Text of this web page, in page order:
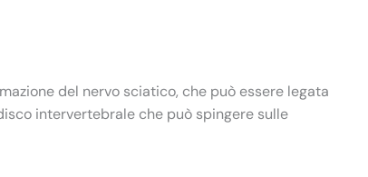
del nervo sciatico, che può essere legata
intervertebrale che può spingere sulle